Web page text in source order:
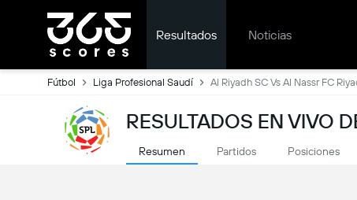
Resultados Noticias
Fútbol Liga Profesional Saudí Al Riyadh SC Vs Al Nassr FC
RESULTADOS EN VIVO
Resumen Partidos Posiciones